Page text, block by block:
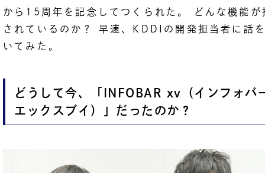
から15周年を記念してつくられた。 どんな機能が
されているのか？ 早速、KDDIの開発担当者に話
いてみた。
どうして今、「INFOBAR xv（インフォバ
エックスブイ）」だったのか？